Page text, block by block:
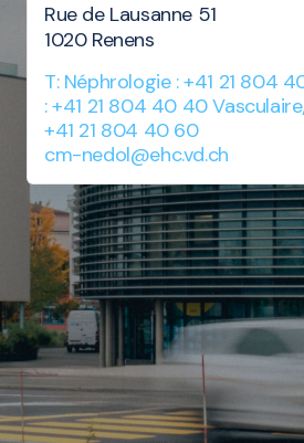
Rue de Lausanne 51
1020 Renens
T: Néphrologie : +41 21 804
: +41 21 804 40 40
+41 21 804 40 60
cm-nedol@ehc.vd.ch